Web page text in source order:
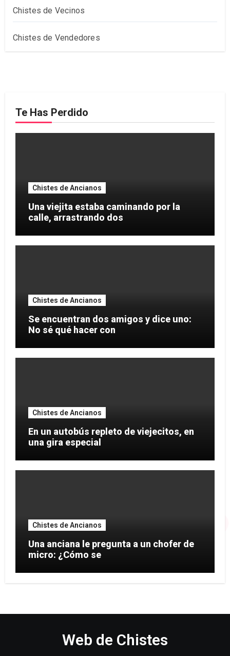
Chistes de Vecinos
Chistes de Vendedores
Te Has Perdido
Chistes de Ancianos
Una viejita estaba caminando por la
calle, arrastrando dos
Chistes de Ancianos
Se encuentran dos amigos y dice uno:
No sé qué hacer con
Chistes de Ancianos
En un autobús repleto de viejecitos, en
una gira especial
Chistes de Ancianos
Una anciana le pregunta a un chofer de
micro: ¿Cómo se
Web de Chistes